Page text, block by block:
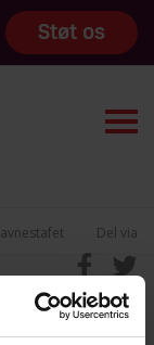
Støt os
Del via